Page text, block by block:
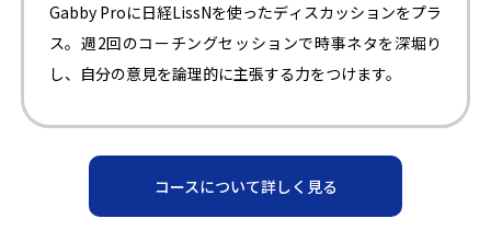
Gabby Proに日経LissNを使ったディスカッションをプラ
ス。週2回のコーチングセッションで時事ネタを深堀り
し、自分の意見を論理的に主張する力をつけます。
コースについて詳しく見る